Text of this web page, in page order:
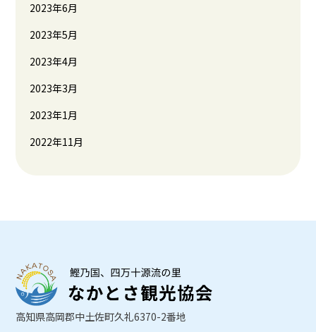
2023年6月
2023年5月
2023年4月
2023年3月
2023年1月
2022年11月
高知県高岡郡中土佐町久礼6370-2番地